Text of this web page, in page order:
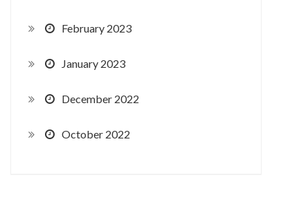
February 2023
January 2023
December 2022
October 2022